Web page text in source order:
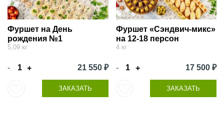
Фуршет на День
рождения №1
5,09 кг
- + 21 550 ₽
ЗАКАЗАТЬ
Фуршет «Сэндвич-микс»
на 12-18 персон
4 кг
- + 17 500 ₽
ЗАКАЗАТЬ